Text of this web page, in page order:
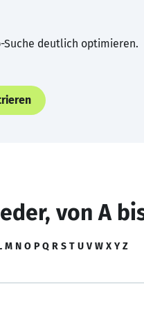
Suche deutlich optimieren.
von A
M N O P Q R S T U V W X Y Z